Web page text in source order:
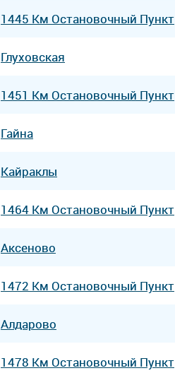
1445 Км Остановочный Пункт
Глуховская
1451 Км Остановочный Пункт
Гайна
Кайраклы
1464 Км Остановочный Пункт
Аксеново
1472 Км Остановочный Пункт
Алдарово
1478 Км Остановочный Пункт